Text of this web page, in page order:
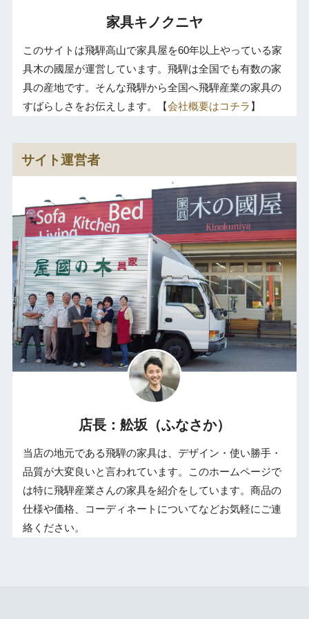
家具キノクニヤ
このサイトは飛騨高山で家具屋を60年以上やっている家
具木の國屋が運営しています。飛騨は全国でも有数の家
具の産地です。そんな飛騨から全国へ飛騨産業の家具の
すばらしさをお伝えします。【会社概要はコチラ 】
サイト運営者
店長：舩坂（ふなさか）
当店の地元である飛騨の家具は、デザイン・使い勝手・
品質が大変良いと言われています。このホームページで
は特に飛騨産業さんの家具を紹介をしています。商品の
仕様や価格、コーディネートについてなどお気軽にご連
絡ください。